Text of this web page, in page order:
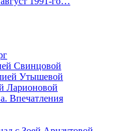
Свинцовой
Утышевой
Ларионовой
Впечатления